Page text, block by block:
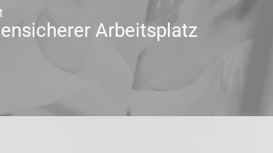
Arbeitsplatz